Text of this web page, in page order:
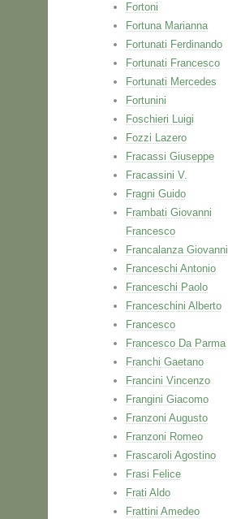
Fortoni
Fortuna Marianna
Fortunati Ferdinando
Fortunati Francesco
Fortunati Mercedes
Fortunini
Foschieri Luigi
Fozzi Lazero
Fracassi Giuseppe
Fracassini V.
Fragni Guido
Frambati Giovanni
Francesco
Francalanza Giovanni
Franceschi Antonio
Franceschi Paolo
Franceschini Alberto
Francesco
Francesco Da Parma
Franchi Gaetano
Francini Vincenzo
Frangini Giacomo
Franzoni Augusto
Franzoni Romeo
Frascaroli Agostino
Frasi Felice
Frati Aldo
Frattini Amedeo